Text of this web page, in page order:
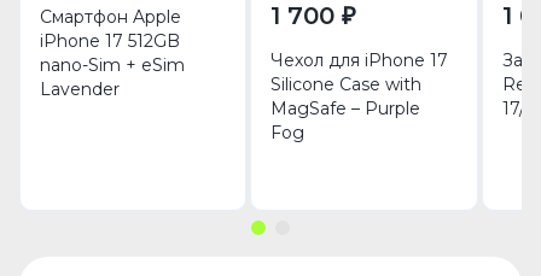
Смартфон Apple
iPhone 17 512GB
nano-Sim + eSim
Lavender
1 700 ₽
Чехол для iPhone 17
Silicone Case with
MagSafe – Purple
Fog
1
17/